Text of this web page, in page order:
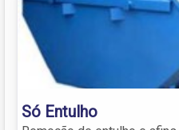
Só Entulho